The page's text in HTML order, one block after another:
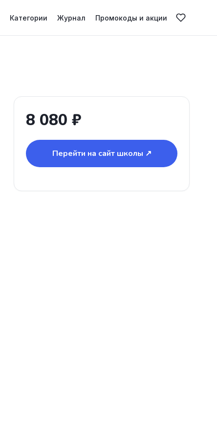
Категории Журнал Промокоды и акции
8 080 ₽
Перейти на сайт школы ↗